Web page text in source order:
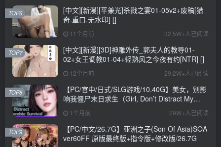
[中文][新漫][平兼光]杀戮之宴01-05v2+废稿[猎
奇.重口.无水印] []
11个月前 32.5W+人已阅读
TOP6
[中文][新漫][3D]神雕外传_郭夫人的教导01-
02+女王调教01-04+轻熟风之今夜有约[NTR] []
12个月前 29.2W+人已阅读
TOP7
【PC/官中/日式/SLG游戏/10.40G】美女，别影
响我僵尸末日求生（Girl, Don’t Distract My
Zombie Survival）官中步兵版+日式SLG游戏
+10.40G
1个月前 29W+人已阅读
TOP8
【PC/中文/26.7G】亚洲之子(Son Of Asia)SOA
ver60FF 原版最终版+指令版+修改版/26.7G
TOP9